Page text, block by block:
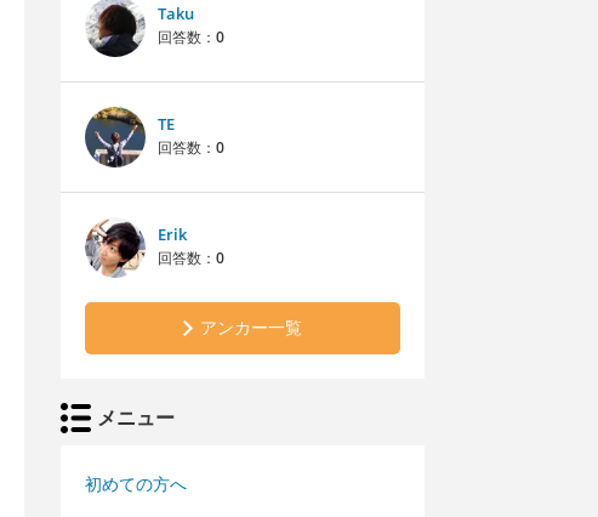
Taku
回答数： 0
TE
回答数： 0
Erik
回答数： 0
アンカー一覧
メニュー
初めての方へ